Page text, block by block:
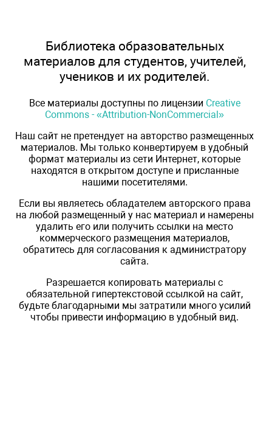
Библиотека образовательных
материалов для студентов, учителей,
учеников и их родителей.
Все материалы доступны по лицензии Creative
Commons - «Attribution-NonCommercial»
Наш сайт не претендует на авторство размещенных
материалов. Мы только конвертируем в удобный
формат материалы из сети Интернет, которые
находятся в открытом доступе и присланные
нашими посетителями.
Если вы являетесь обладателем авторского права
на любой размещенный у нас материал и намерены
удалить его или получить ссылки на место
коммерческого размещения материалов,
обратитесь для согласования к администратору
сайта.
Разрешается копировать материалы с
обязательной гипертекстовой ссылкой на сайт,
будьте благодарными мы затратили много усилий
чтобы привести информацию в удобный вид.